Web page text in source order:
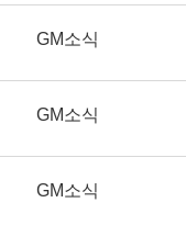
GM소식
GM소식
GM소식